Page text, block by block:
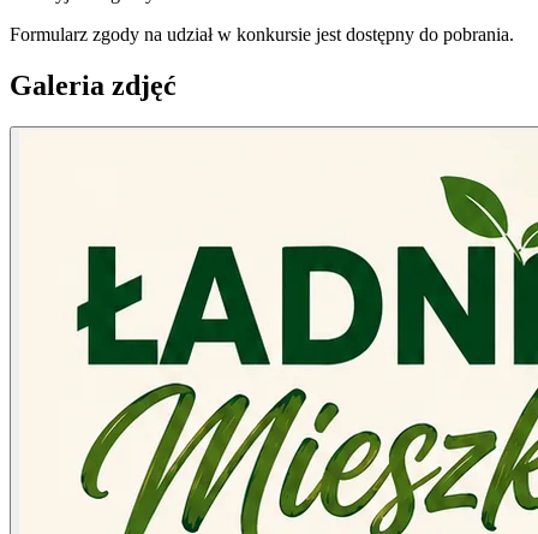
Formularz zgody na udział w konkursie jest dostępny do pobrania.
Galeria zdjęć